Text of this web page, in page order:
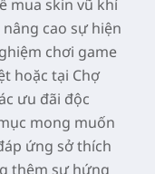
mua skin vũ khí
cao sự hiện
chơi game
hoặc tại Chợ
ưu đãi độc
mong muốn
ứng sở thích
thêm sự hứng